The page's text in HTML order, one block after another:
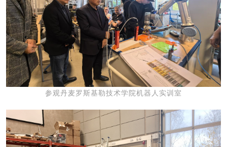
参观丹麦罗斯基勒技术学院机器人实训室